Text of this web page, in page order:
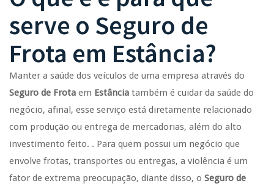
serve o Seguro de
Frota em Estância?
Manter a saúde dos veículos de uma empresa através do
Seguro de Frota em Estância também é cuidar da saúde do
negócio, afinal, esse serviço está diretamente relacionado
com produção ou entrega de mercadorias, além do alto
investimento feito. . Para quem possui um negócio que
envolve frotas, transportes ou entregas, a violência é um
fator de extrema preocupação, diante disso, o Seguro de